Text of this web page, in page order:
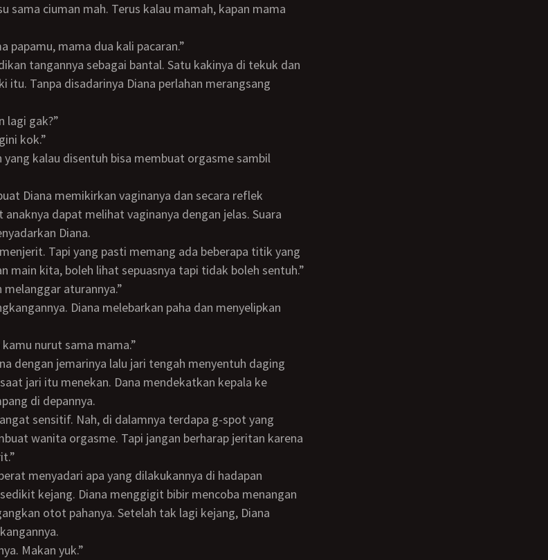
papamu, mama dua kali pacaran.”
itu. Tanpa disadarinya Diana perlahan merangsang
lagi gak?”
kok.”
dapat melihat vaginanya dengan jelas. Suara
Diana.
main kita, boleh lihat sepuasnya tapi tidak boleh sentuh.”
melanggar aturannya.”
kamu nurut sama mama.”
jari itu menekan. Dana mendekatkan kepala ke
di depannya.
wanita orgasme. Tapi jangan berharap jeritan karena
kejang. Diana menggigit bibir mencoba menangan
otot pahanya. Setelah tak lagi kejang, Diana
Makan yuk.”